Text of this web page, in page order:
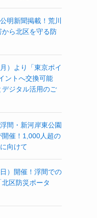
明新聞掲載！荒川
ら北区を守る防
）より「東京ポイ
ントへ交換可能
ジタル活用のご
間・新河岸東公園
催！1,000人超の
向けて
）開催！浮間での
北区防災ポータ